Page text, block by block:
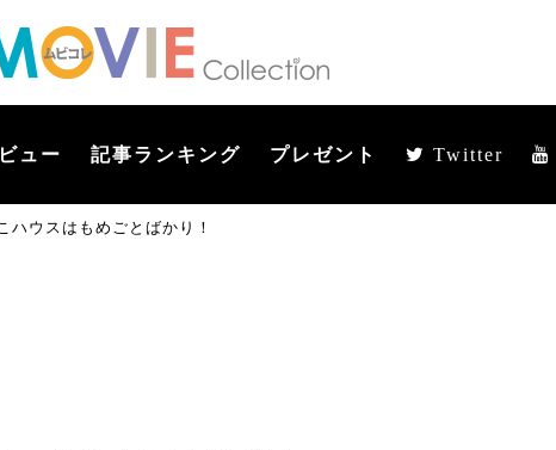
ュー 記事ランキング プレゼント Twitter
ハウスはもめごとばかり！